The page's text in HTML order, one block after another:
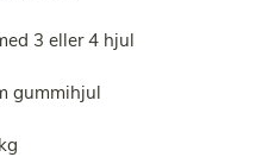
3 eller 4 hjul
gummihjul